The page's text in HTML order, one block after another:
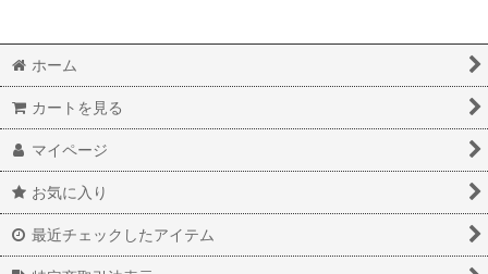
ホーム
カートを見る
マイページ
お気に入り
最近チェックしたアイテム